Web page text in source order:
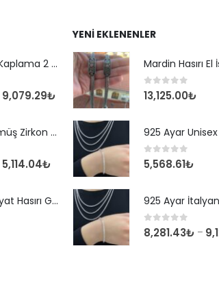
14 Ayar Altın Kaplama 2 mm Kare Kral Zincir Kolye
9,079.29₺
925 Ayar Gümüş Zirkon Taşlı Yuvarlak Suyolu Bileklik
5,114.04₺
925 Ayar Midyat Hasırı Gümüş Erkek Bilekliği
YENI EKLENENLER
0out of 5
13,125.00₺
0 out of 5
5,568.61₺
0 out of 5
8,281.43₺ –